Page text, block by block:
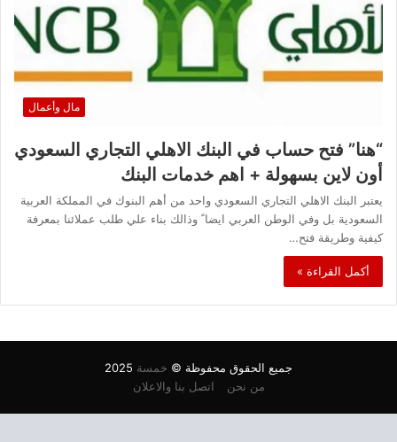
مال وأعمال
“هنا” فتح حساب في البنك الاهلي التجاري السعودي
أون لاين بسهولة + اهم خدمات البنك
يعتبر البنك الاهلي التجاري السعودي واحد من أهم البنوك في المملكة العربية
السعودية بل وفي الوطن العربي ايضا ً وذالك بناء علي طلب عملائنا بمعرفة
كيفية وطريقة فتح…
أكمل القراءة »
جميع الحقوق محفوظة © خمسة
من نحن
اتصل بنا والاعلان